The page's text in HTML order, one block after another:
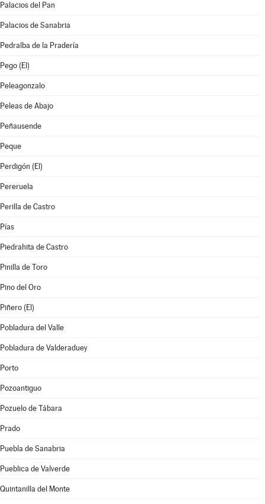
Palacios del Pan
Palacios de Sanabria
Pedralba de la Pradería
Pego (El)
Peleagonzalo
Peleas de Abajo
Peñausende
Peque
Perdigón (El)
Pereruela
Perilla de Castro
Pías
Piedrahita de Castro
Pinilla de Toro
Pino del Oro
Piñero (El)
Pobladura del Valle
Pobladura de Valderaduey
Porto
Pozoantiguo
Pozuelo de Tábara
Prado
Puebla de Sanabria
Pueblica de Valverde
Quintanilla del Monte